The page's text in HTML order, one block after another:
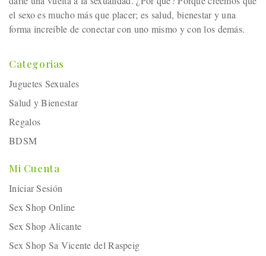
el sexo es mucho más que placer; es salud, bienestar y una
forma increíble de conectar con uno mismo y con los demás.
Categorias
Juguetes Sexuales
Salud y Bienestar
Regalos
BDSM
Mi Cuenta
Iniciar Sesión
Sex Shop Online
Sex Shop Alicante
Sex Shop Sa Vicente del Raspeig